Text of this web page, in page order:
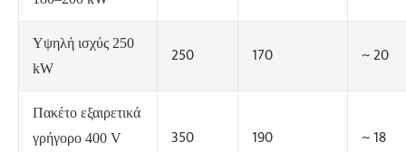
Υψηλή ισχύς 250
kW
250 170 ~ 20
Πακέτο εξαιρετικά
γρήγορο 400 V
350 190 ~ 18